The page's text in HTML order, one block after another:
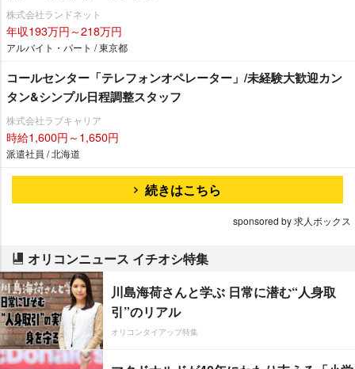
株式会社ランドネット
年収193万円～218万円
アルバイト・パート / 東京都
コールセンター「テレフォンオペレーター」/未経験大歓迎カン
タン&シンプル日程調整スタッフ
株式会社ラブキャリア
時給1,600円～1,650円
派遣社員 / 北海道
続きはこちら
sponsored by 求人ボックス
オリコンニュース イチオシ特集
川島海荷さんと学ぶ 日常に潜む“人身取
引”のリアル
オリコンタイアップ特集